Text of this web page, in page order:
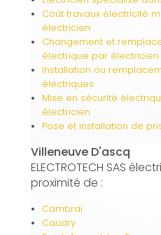
Coût travaux électricité
électricien
Changement et
électrique par électricien
Installation ou
électriques
Mise en sécurité
électricien
Pose et installation de
Villeneuve D'ascq
ELECTROTECH SAS
proximité de :
Cambrai
Caudry